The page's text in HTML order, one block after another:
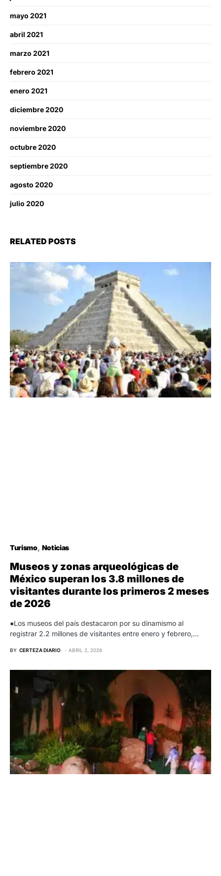
mayo 2021
abril 2021
marzo 2021
febrero 2021
enero 2021
diciembre 2020
noviembre 2020
octubre 2020
septiembre 2020
agosto 2020
julio 2020
RELATED POSTS
Turismo Noticias
Museos y zonas arqueológicas de
México superan los 3.8 millones de
visitantes durante los primeros 2 meses
de 2026
●Los museos del país destacaron por su dinamismo al
registrar 2.2 millones de visitantes entre enero y febrero,…
BY CERTEZA DIARIO ABRIL 2, 2026